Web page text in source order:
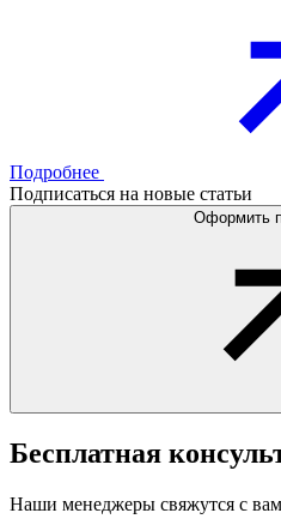
Подробнее
Подписаться на новые статьи
Оформить
Бесплатная
Наши менеджеры свяжутся с